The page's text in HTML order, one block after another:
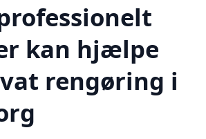
kan hjælpe
rengøring i